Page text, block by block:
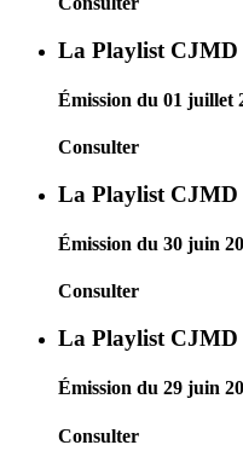
La Playlist CJMD
Émission du 01 juillet
Consulter
La Playlist CJMD
Émission du 30 juin
Consulter
La Playlist CJMD
Émission du 29 juin
Consulter